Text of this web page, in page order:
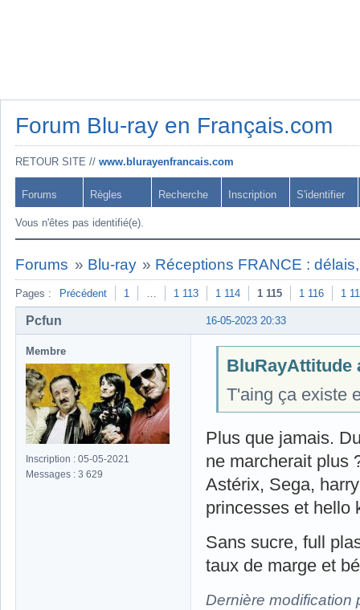
Forum Blu-ray en Français.com
RETOUR SITE // www.blurayenfrancais.com
Forums Règles Recherche Inscription S'identifier
Vous n'êtes pas identifié(e).
Forums » Blu-ray » Réceptions FRANCE :
Pages : Précédent 1 … 1 113 1 114 1 115 1 116 1
16-05-2023 20:33
Pcfun
Membre
Inscription : 05-05-2021
Messages : 3 629
BluRayAttitude
T'aing ça existe
Plus que jamais.
ne marcherait plus
Astérix, Sega,
princesses et hello
Sans sucre, full
taux de marge et
Dernière modification